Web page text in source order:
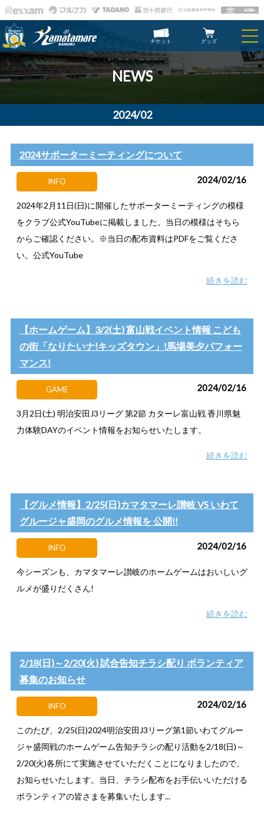
チケット グッズ
NEWS
2024/02
2024サポーターミーティングについて
INFO 2024/02/16
2024年2月11日(日)に開催したサポーターミーティングの模様
をクラブ公式YouTubeに掲載しました。当日の模様はそちら
からご確認ください。※当日の配布資料はPDFをご覧くださ
い。公式YouTube
続きを読む
【ホームゲーム】3/2(土) 富山戦イベント情報 こども
の街「なりたいナ!キッズタウン」!馬場美夕パフォー
マンス!
GAME 2024/02/16
3月2日(土) 明治安田J3リーグ 第2節 カターレ富山戦 香川県魅
力体験DAYのイベント情報をお知らせいたします。
続きを読む
【グルメ情報】2/25(日)カマタマーレ讃岐 VS いわて
グルージャ盛岡のグルメ情報を 公開!!
INFO 2024/02/16
今シーズンも、カマタマーレ讃岐のホームゲームはおいしいグ
ルメが盛りだくさん!
続きを読む
2/18(日)～2/20(火) 試合告知チラシ配り ボランティア
募集のお知らせ
INFO 2024/02/16
このたび、2/25(日)2024明治安田J3リーグ第1節いわてグルー
ジャ盛岡戦のホームゲーム告知チラシの配り活動を2/18(日)～
2/20(火)各所にて実施させていただくことになりましたので、
お知らせいたします。当日、チラシ配布をお手伝いいただける
ボランティアの皆さまを募集いたします...